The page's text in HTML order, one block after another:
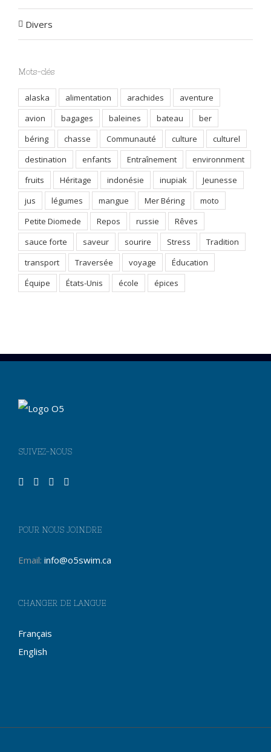
Divers
Mots-clés
alaska alimentation arachides
aventure
avion
bagages baleines bateau
ber
béring
chasse Communauté culture
culturel
destination
enfants Entraînement
environnment
fruits
Héritage indonésie inupiak
Jeunesse
jus
légumes mangue Mer Béring
moto
Petite Diomede
Repos russie
Rêves
sauce forte
saveur sourire Stress
Tradition
transport
Traversée voyage
Éducation
Équipe
États-Unis école épices
SUIVEZ-NOUS
POUR NOUS JOINDRE
Email: info@o5swim.ca
CHANGER DE LANGUE
Français
English